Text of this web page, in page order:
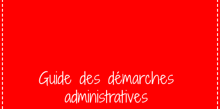
Guide des démarches
administratives